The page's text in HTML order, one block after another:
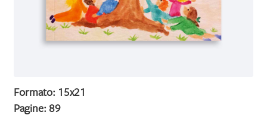
Formato: 15x21
Pagine: 89